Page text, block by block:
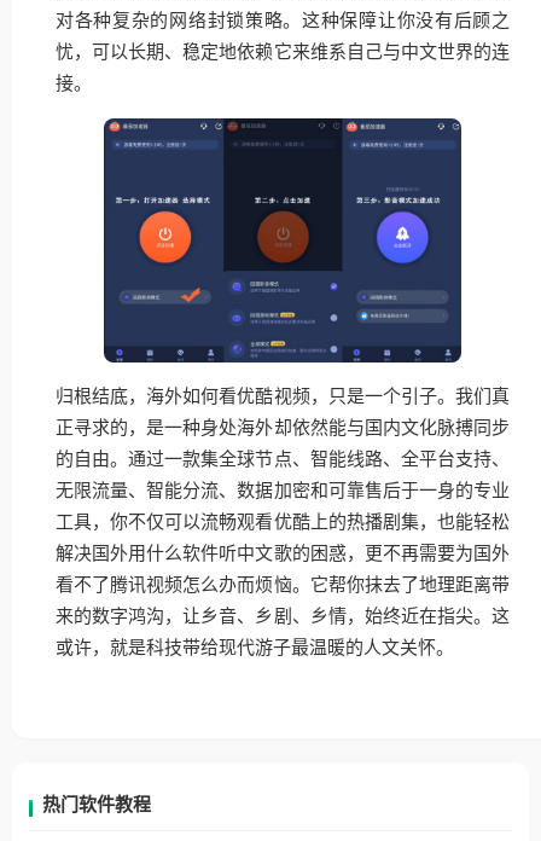
对各种复杂的网络封锁策略。这种保障让你没有后顾之
忧，可以长期、稳定地依赖它来维系自己与中文世界的连
接。
归根结底，海外如何看优酷视频，只是一个引子。我们真
正寻求的，是一种身处海外却依然能与国内文化脉搏同步
的自由。通过一款集全球节点、智能线路、全平台支持、
无限流量、智能分流、数据加密和可靠售后于一身的专业
工具，你不仅可以流畅观看优酷上的热播剧集，也能轻松
解决国外用什么软件听中文歌的困惑，更不再需要为国外
看不了腾讯视频怎么办而烦恼。它帮你抹去了地理距离带
来的数字鸿沟，让乡音、乡剧、乡情，始终近在指尖。这
或许，就是科技带给现代游子最温暖的人文关怀。
热门软件教程